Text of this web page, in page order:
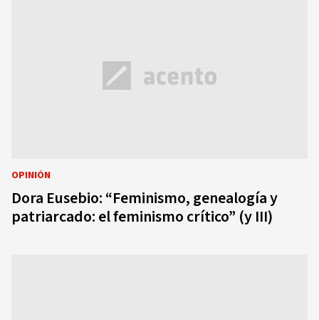
OPINIÓN
Dora Eusebio: “Feminismo, genealogía y